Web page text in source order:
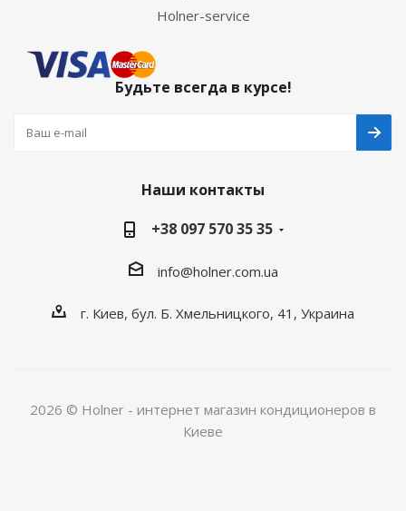
Holner-service
Будьте всегда в курсе!
Наши контакты
+38 097 570 35 35
info@holner.com.ua
г. Киев, бул. Б. Хмельницкого, 41, Украина
2026 © Holner - интернет магазин кондиционеров в
Киеве